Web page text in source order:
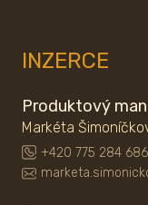
INZERCE
Produktový
Markéta
+420 775 284 686